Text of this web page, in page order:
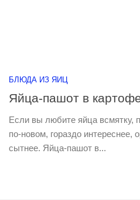
БЛЮДА ИЗ ЯИЦ
Яйца-пашот в
Если вы любите яйца всмятку,
по-новом, гораздо интереснее,
сытнее. Яйца-пашот в...